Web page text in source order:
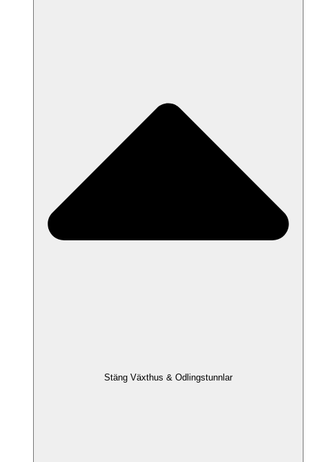
Stäng Växthus & Odlingstunnlar